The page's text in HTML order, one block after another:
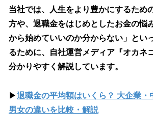
当社では、人生をより豊かにするため
方や、退職金をはじめとしたお金の悩
から始めていいのか分からない」とい
るために、自社運営メディア『オカネ
分かりやすく解説しています。
▶退職金の平均額はいくら？ 大企業・
男女の違いを比較・解説